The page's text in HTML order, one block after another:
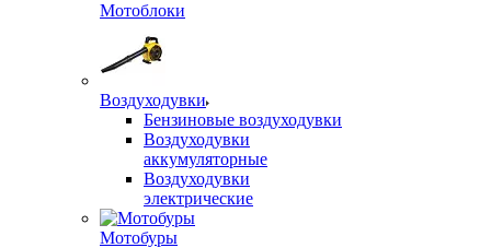
Мотоблоки
Воздуходувки
Бензиновые воздуходувки
Воздуходувки
аккумуляторные
Воздуходувки
электрические
Мотобуры